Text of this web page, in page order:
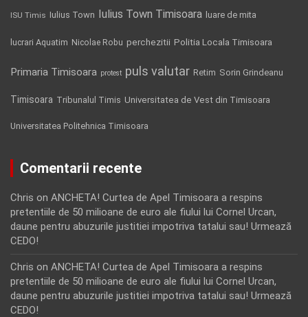
ISU Timis Iulius Town Iulius Town Timisoara luare de mita
lucrari Aquatim Nicolae Robu perchezitii Politia Locala Timisoara
Primaria Timisoara protest puls valutar Retim Sorin Grindeanu
Timisoara Tribunalul Timis Universitatea de Vest din Timisoara
Universitatea Politehnica Timisoara
Comentarii recente
Chris on ANCHETA! Curtea de Apel Timisoara a respins
pretentiile de 50 milioane de euro ale fiului lui Cornel Urcan,
daune pentru abuzurile justitiei impotriva tatalui sau! Urmează
CEDO!
Chris on ANCHETA! Curtea de Apel Timisoara a respins
pretentiile de 50 milioane de euro ale fiului lui Cornel Urcan,
daune pentru abuzurile justitiei impotriva tatalui sau! Urmează
CEDO!